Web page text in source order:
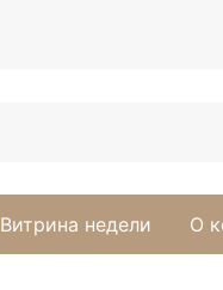
Витрина недели О